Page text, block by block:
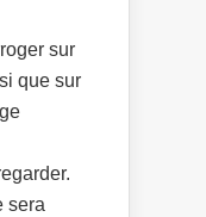
sur
que sur
sera